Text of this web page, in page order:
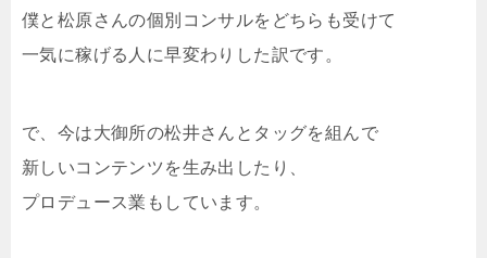
僕と松原さんの個別コンサルをどちらも受けて
一気に稼げる人に早変わりした訳です。
で、今は大御所の松井さんとタッグを組んで
新しいコンテンツを生み出したり、
プロデュース業もしています。